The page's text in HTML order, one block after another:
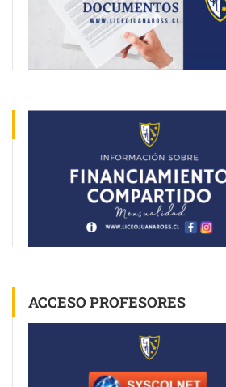
ACCESO PROFESORES